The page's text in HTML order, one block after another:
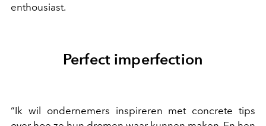
enthousiast.
Perfect imperfection
“Ik wil ondernemers inspireren met concrete tips